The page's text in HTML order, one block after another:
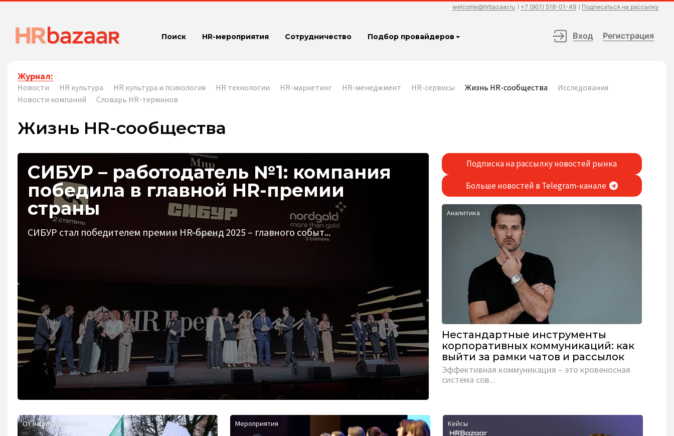
welcome@hrbazaar.ru +7 (901) 518-01-49 Подписаться на рассылку
Поиск HR-мероприятия Сотрудничество Подбор провайдеров Вход Регистрация
Журнал:
Новости HR культура HR культура и психология HR технологии HR-маркетинг HR-менеджмент HR-сервисы Жизнь HR-сообщества
Исследования
Новости компаний
Словарь HR-терминов
Жизнь HR-сообщества
СИБУР – работодатель №1: компания
победила в главной HR-премии
страны
СИБУР стал победителем премии HR-бренд 2025 – главного событ...
Подписка на рассылку новостей рынка
Больше новостей в Telegram-канале
Аналитика
Нестандартные инструменты
корпоративных коммуникаций: как
выйти за рамки чатов и рассылок
Эффективная коммуникация – это кровеносная
система сов...
От наших партнеров Мероприятия Кейсы